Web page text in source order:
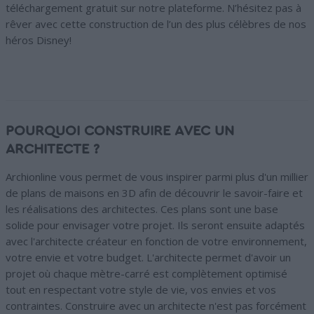
téléchargement gratuit sur notre plateforme. N’hésitez pas à
rêver avec cette construction de l’un des plus célèbres de nos
héros Disney!
POURQUOI CONSTRUIRE AVEC UN
ARCHITECTE ?
Archionline vous permet de vous inspirer parmi plus d'un millier
de plans de maisons en 3D afin de découvrir le savoir-faire et
les réalisations des architectes. Ces plans sont une base
solide pour envisager votre projet. Ils seront ensuite adaptés
avec l'architecte créateur en fonction de votre environnement,
votre envie et votre budget. L'architecte permet d'avoir un
projet où chaque mètre-carré est complètement optimisé
tout en respectant votre style de vie, vos envies et vos
contraintes. Construire avec un architecte n'est pas forcément